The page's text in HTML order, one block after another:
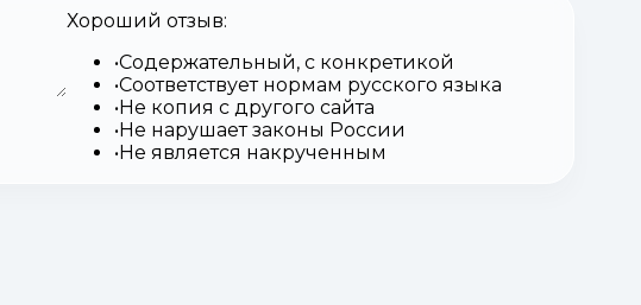
Хороший отзыв:
Содержательный, с конкретикой
Соответствует нормам русского языка
Не копия с другого сайта
Не нарушает законы России
Не является накрученным